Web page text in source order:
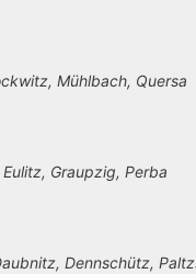
Mühlbach, Quersa
Graupzig, Perba
Dennschütz,